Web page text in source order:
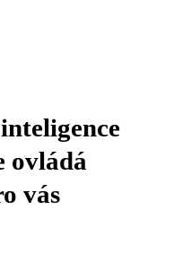
ovládá
vás